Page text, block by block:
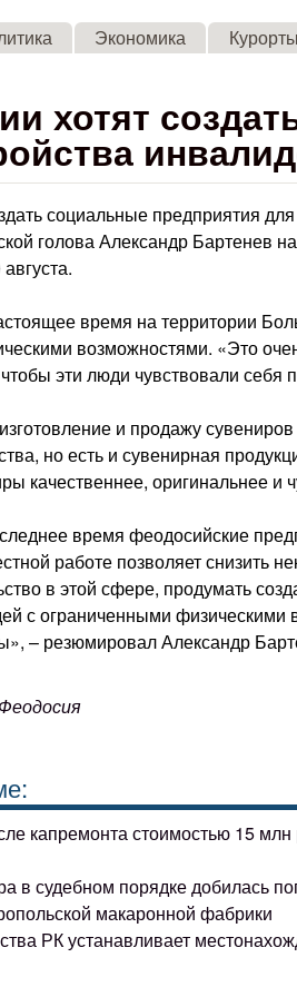
Экономика
хотят
социальные предприятия
голова Александр Бартенев
время на территории
возможностями. «Это
эти люди чувствовали
и продажу
но есть и сувенирная
качественнее, оригинальнее и
время феодосийские
работе позволяет снизить
в этой сфере, продумать
с ограниченными
– резюмировал Александр
Феодосия
капремонта стоимостью 15 млн
в судебном порядке добилась
макаронной фабрики
РК устанавливает